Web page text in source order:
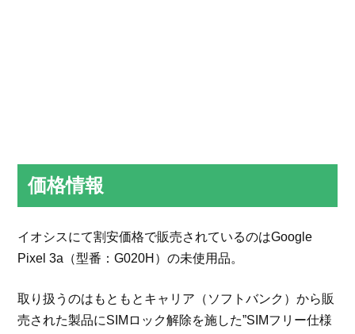
価格情報
イオシスにて割安価格で販売されているのはGoogle
Pixel 3a（型番：G020H）の未使用品。
取り扱うのはもともとキャリア（ソフトバンク）から販
売された製品にSIMロック解除を施した”SIMフリー仕様